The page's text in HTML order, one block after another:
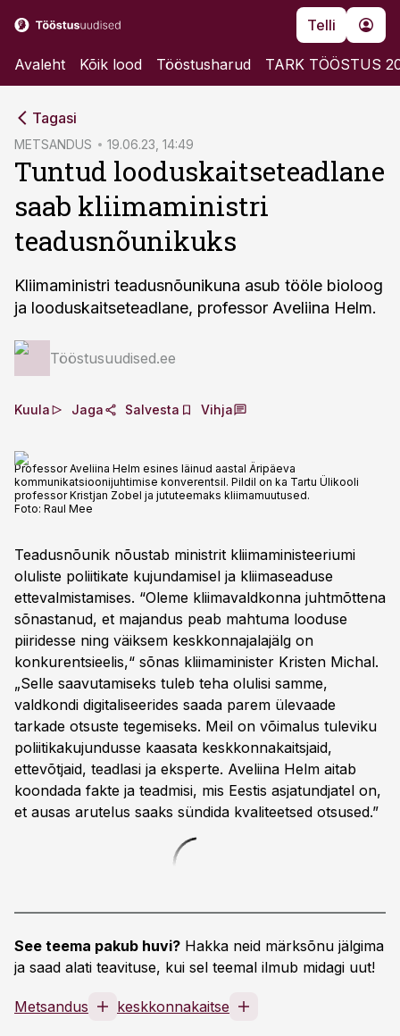
Telli
Avaleht Kõik lood Tööstusharud TARK TÖÖSTUS
Tagasi
METSANDUS 19.06.23, 14:49
Tuntud looduskaitseteadlane
saab kliimaministri
teadusnõunikuks
Kliimaministri teadusnõunikuna asub tööle bioloog
ja looduskaitseteadlane, professor Aveliina Helm.
Tööstusuudised.ee
Kuula Jaga Salvesta Vihja
Professor Aveliina Helm esines läinud aastal Äripäeva
kommunikatsioonijuhtimise konverentsil. Pildil on ka Tartu Ülikooli
professor Kristjan Zobel ja jututeemaks kliimamuutused.
Foto: Raul Mee
Teadusnõunik nõustab ministrit kliimaministeeriumi
oluliste poliitikate kujundamisel ja kliimaseaduse
ettevalmistamises. “Oleme kliimavaldkonna juhtmõttena
sõnastanud, et majandus peab mahtuma looduse
piiridesse ning väiksem keskkonnajalajälg on
konkurentsieelis,“ sõnas kliimaminister Kristen Michal.
„Selle saavutamiseks tuleb teha olulisi samme,
valdkondi digitaliseerides saada parem ülevaade
tarkade otsuste tegemiseks. Meil on võimalus tuleviku
poliitikakujundusse kaasata keskkonnakaitsjaid,
ettevõtjaid, teadlasi ja eksperte. Aveliina Helm aitab
koondada fakte ja teadmisi, mis Eestis asjatundjatel on,
et ausas arutelus saaks sündida kvaliteetsed otsused.”
See teema pakub huvi? Hakka neid märksõnu jälgima
ja saad alati teavituse, kui sel teemal ilmub midagi uut!
Metsandus keskkonnakaitse